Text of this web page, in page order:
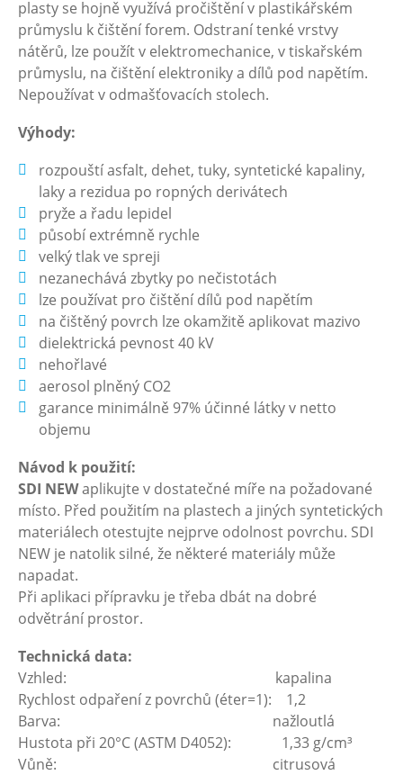
plasty se hojně využívá pročištění v plastikářském
průmyslu k čištění forem. Odstraní tenké vrstvy
nátěrů, lze použít v elektromechanice, v tiskařském
průmyslu, na čištění elektroniky a dílů pod napětím.
Nepoužívat v odmašťovacích stolech.
Výhody:
rozpouští asfalt, dehet, tuky, syntetické kapaliny,
laky a rezidua po ropných derivátech
pryže a řadu lepidel
působí extrémně rychle
velký tlak ve spreji
nezanechává zbytky po nečistotách
lze používat pro čištění dílů pod napětím
na čištěný povrch lze okamžitě aplikovat mazivo
dielektrická pevnost 40 kV
nehořlavé
aerosol plněný CO2
garance minimálně 97% účinné látky v netto
objemu
Návod k použití:
SDI NEWaplikujte v dostatečné míře na požadované
místo. Před použitím na plastech a jiných syntetických
materiálech otestujte nejprve odolnost povrchu. SDI
NEW je natolik silné, že některé materiály může
napadat.
Při aplikaci přípravku je třeba dbát na dobré
odvětrání prostor.
Technická data:
Vzhled: kapalina
Rychlost odpaření z povrchů (éter=1): 1,2
Barva: nažloutlá
Hustota při 20°C (ASTM D4052): 1,33 g/cm³
Vůně: citrusová